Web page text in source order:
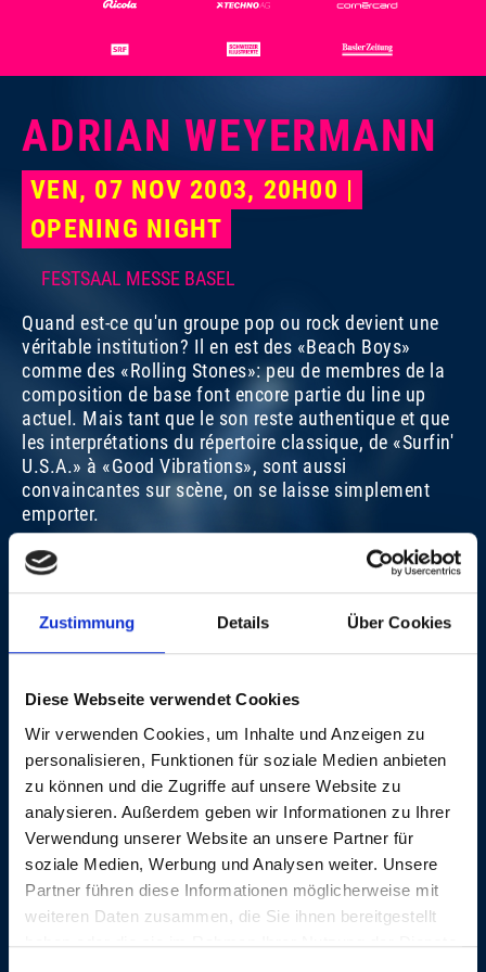
Zustimmung Details Über Cookies
Diese Webseite verwendet Cookies
Wir verwenden Cookies, um Inhalte und Anzeigen zu
personalisieren, Funktionen für soziale Medien anbieten
zu können und die Zugriffe auf unsere Website zu
analysieren. Außerdem geben wir Informationen zu Ihrer
Verwendung unserer Website an unsere Partner für
soziale Medien, Werbung und Analysen weiter. Unsere
Partner führen diese Informationen möglicherweise mit
weiteren Daten zusammen, die Sie ihnen bereitgestellt
haben oder die sie im Rahmen Ihrer Nutzung der Dienste
ADRIAN WEYERMANN
VEN, 07 NOV 2003, 20H00 |
OPENING NIGHT
FESTSAAL MESSE BASEL
Quand est-ce qu'un groupe pop ou rock devient une
véritable institution? Il en est des «Beach Boys»
comme des «Rolling Stones»: peu de membres de la
composition de base font encore partie du line up
actuel. Mais tant que le son reste authentique et que
les interprétations du répertoire classique, de «Surfin'
U.S.A.» à «Good Vibrations», sont aussi
convaincantes sur scène, on se laisse simplement
emporter.
«The Beach Boys» sont des témoins vivants d'une ère
grandiose durant laquelle le groupe, dans une
rock basique de ses débuts dans un vrai art de la pop.
ans plus tard l'artiste suisse Adrian Weyermann: de la
Poeta» qui, jolie coïncidence, ont en grande partie
aussi vu le jour sous le soleil de Californie.
Martin Schäfer
AVEC LE GÉNÉREUX SOUTIEN DE
L'ASSOCIATION «FREUNDE DER BALOISE SESSION»